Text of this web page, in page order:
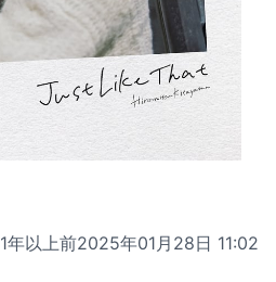
1年以上前2025年01月28日 11:02